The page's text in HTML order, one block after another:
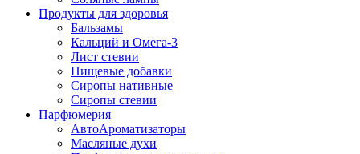
Продукты для здоровья
Бальзамы
Кальций и Омега-3
Лист стевии
Пищевые добавки
Сиропы нативные
Сиропы стевии
Парфюмерия
АвтоАроматизаторы
Масляные духи